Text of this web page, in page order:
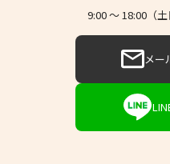
9:00 〜 18:00（
メー